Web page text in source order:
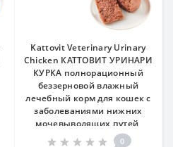
Kattovit Veterinary Urinary
Chicken КАТТОВИТ УРИНАРИ
КУРКА полнорационный
беззерновой влажный
лечебный корм для кошек с
заболеваниями нижних
мочевыводящих путей,
банка 185г
0